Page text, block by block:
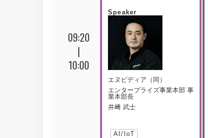
09:20
|
10:00
Speaker
エヌビディア（同）
エンタープライズ事業本部 事
業本部長
井﨑 武士
AI/IoT